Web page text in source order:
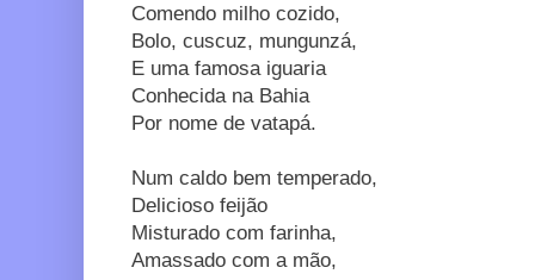
Comendo milho cozido,
Bolo, cuscuz, mungunzá,
E uma famosa iguaria
Conhecida na Bahia
Por nome de vatapá.
Num caldo bem temperado,
Delicioso feijão
Misturado com farinha,
Amassado com a mão,